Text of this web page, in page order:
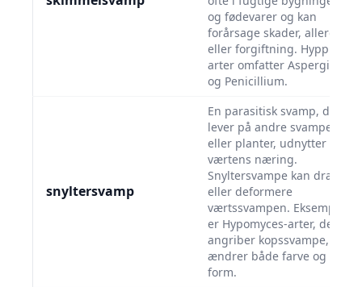
og fødevarer og kan
forårsage skader, allergi
eller forgiftning. Hyppige
arter omfatter Aspergillus
og Penicillium.
snyltersvamp
En parasitisk svamp, der
lever på andre svampe
eller planter, udnytter
værtens næring.
Snyltersvampe kan dræbe
eller deformere
værtssvampen. Eksempler
er Hypomyces-arter, der
angriber kopssvampe, og
ændrer både farve og
form.